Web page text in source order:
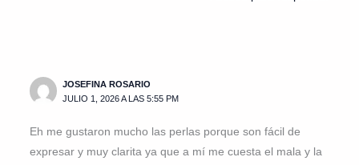
JOSEFINA ROSARIO
JULIO 1, 2026 A LAS 5:55 PM
Eh me gustaron mucho las perlas porque son fácil de
expresar y muy clarita ya que a mí me cuesta el mala y la